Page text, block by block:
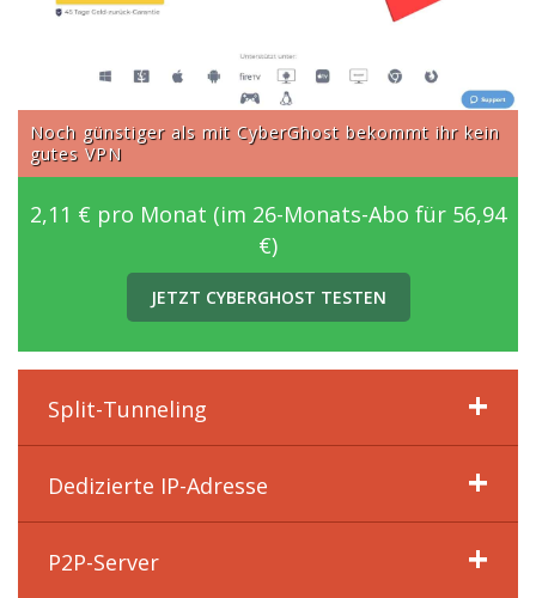
Noch günstiger als mit CyberGhost bekommt ihr kein
gutes VPN
2,11 € pro Monat (im 26-Monats-Abo für 56,94
€)
JETZT CYBERGHOST TESTEN
Split-Tunneling
Dedizierte IP-Adresse
P2P-Server